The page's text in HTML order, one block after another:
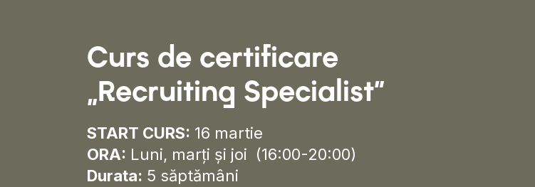
Curs de certificare
„Recruiting Specialist”
START CURS: 16 martie
ORA: Luni, marți și joi (16:00-20:00)
Durata: 5 săptămâni